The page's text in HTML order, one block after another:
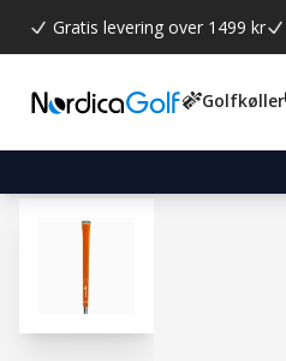
Gratis levering over 1499 kr
Golfkøller